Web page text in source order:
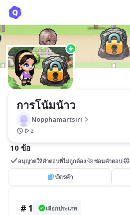
การโน้มน้าว
Nopphamartsiri
2
10 ข้อ
อนุญาตให้คำตอบที่ไม่ถูกต้อง ซ่อนคำตอบ
บัตรคำ
# 1 เลือกประเภท